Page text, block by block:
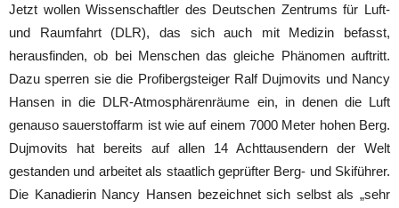
Jetzt wollen Wissenschaftler des Deutschen Zentrums für Luft-
und Raumfahrt (DLR), das sich auch mit Medizin befasst,
herausfinden, ob bei Menschen das gleiche Phänomen auftritt.
Dazu sperren sie die Profibergsteiger Ralf Dujmovits und Nancy
Hansen in die DLR-Atmosphärenräume ein, in denen die Luft
genauso sauerstoffarm ist wie auf einem 7000 Meter hohen Berg.
Dujmovits hat bereits auf allen 14 Achttausendern der Welt
gestanden und arbeitet als staatlich geprüfter Berg- und Skiführer.
Die Kanadierin Nancy Hansen bezeichnet sich selbst als „sehr